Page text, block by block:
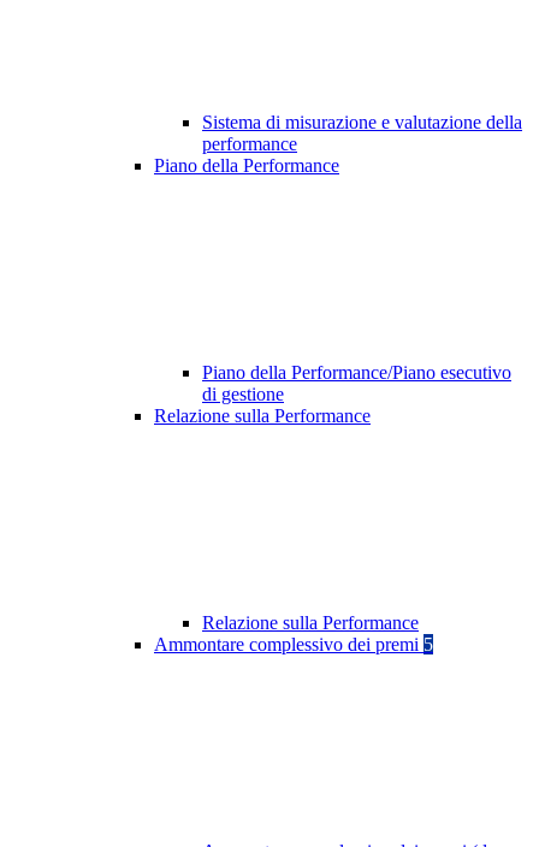
Sistema di misurazione e valutazione della
performance
Piano della Performance
Piano della Performance/Piano esecutivo
di gestione
Relazione sulla Performance
Relazione sulla Performance
Ammontare complessivo dei premi 5